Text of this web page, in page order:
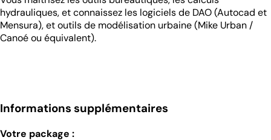
hydrauliques, et connaissez les logiciels de DAO (Autocad et
Mensura), et outils de modélisation urbaine (Mike Urban /
Canoé ou équivalent).
Informations supplémentaires
Votre package :